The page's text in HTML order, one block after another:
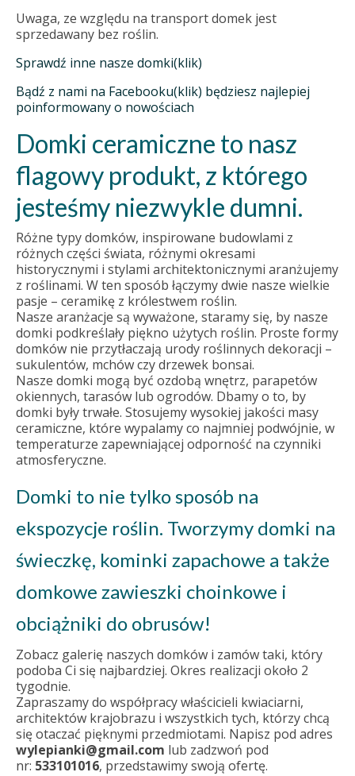
Uwaga, ze względu na transport domek jest
sprzedawany bez roślin.
Sprawdź inne nasze domki(klik)
Bądź z nami na Facebooku(klik) będziesz najlepiej
poinformowany o nowościach
Domki ceramiczne to nasz
flagowy produkt, z którego
jesteśmy niezwykle dumni.
Różne typy domków, inspirowane budowlami z
różnych części świata, różnymi okresami
historycznymi i stylami architektonicznymi aranżujemy
z roślinami. W ten sposób łączymy dwie nasze wielkie
pasje – ceramikę z królestwem roślin.
Nasze aranżacje są wyważone, staramy się, by nasze
domki podkreślały piękno użytych roślin. Proste formy
domków nie przytłaczają urody roślinnych dekoracji –
sukulentów, mchów czy drzewek bonsai.
Nasze domki mogą być ozdobą wnętrz, parapetów
okiennych, tarasów lub ogrodów. Dbamy o to, by
domki były trwałe. Stosujemy wysokiej jakości masy
ceramiczne, które wypalamy co najmniej podwójnie, w
temperaturze zapewniającej odporność na czynniki
atmosferyczne.
Domki to nie tylko sposób na
ekspozycje roślin. Tworzymy domki na
świeczkę, kominki zapachowe a także
domkowe zawieszki choinkowe i
obciążniki do obrusów!
Zobacz galerię naszych domków i zamów taki, który
podoba Ci się najbardziej. Okres realizacji około 2
tygodnie.
Zapraszamy do współpracy właścicieli kwiaciarni,
architektów krajobrazu i wszystkich tych, którzy chcą
się otaczać pięknymi przedmiotami. Napisz pod adres
wylepianki@gmail.com lub zadzwoń pod
nr: 533101016, przedstawimy swoją ofertę.